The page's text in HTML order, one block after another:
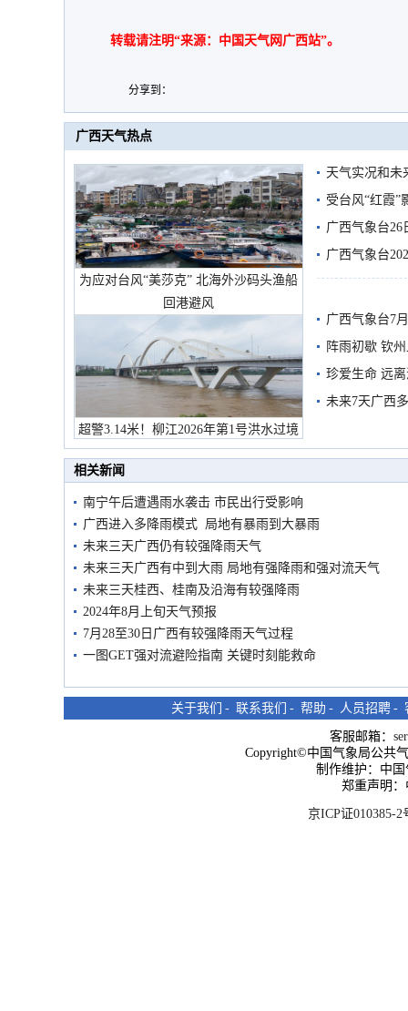
转载请注明“来源：中国天气网广西站”。
分享到：
广西天气热点
为应对台风“美莎克” 北海外沙码头渔船
回港避风
超警3.14米！柳江2026年第1号洪水过境
市民在堤岸见证汛况
天气实况和未
受台风“红霞”
有较强降雨
广西气象台26
广西气象台
预警
广西气象台7
阵雨初歇 钦
珍爱生命 远
未来7天广西
相关新闻
南宁午后遭遇雨水袭击 市民出行受影响
广西进入多降雨模式 局地有暴雨到大暴雨
未来三天广西仍有较强降雨天气
未来三天广西有中到大雨 局地有强降雨和强对流天气
未来三天桂西、桂南及沿海有较强降雨
2024年8月上旬天气预报
7月28至30日广西有较强降雨天气过程
一图GET强对流避险指南 关键时刻能救命
关于我们 - 联系我们 - 帮助 - 人员招聘 -
客服邮箱：
Copyright©中国气象局公共
制作维护：中
郑重声明
京ICP证010385-2